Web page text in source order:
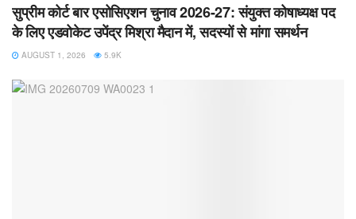
सुप्रीम कोर्ट बार एसोसिएशन चुनाव 2026-27: संयुक्त कोषाध्यक्ष पद
के लिए एडवोकेट उपेंद्र मिश्रा मैदान में, सदस्यों से मांगा समर्थन
AUGUST 1, 2026 5.9K